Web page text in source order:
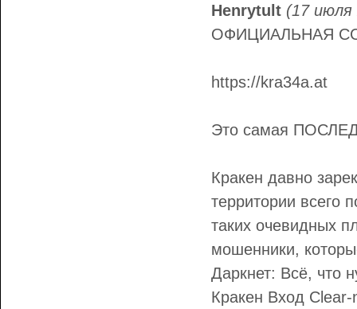
Henrytult (17 июля
ОФИЦИАЛЬНАЯ
https://kra34a.at
Это самая
Кракен давно
территории всего
таких очевидных
мошенники,
Даркнет: Всё, что
Кракен Вход